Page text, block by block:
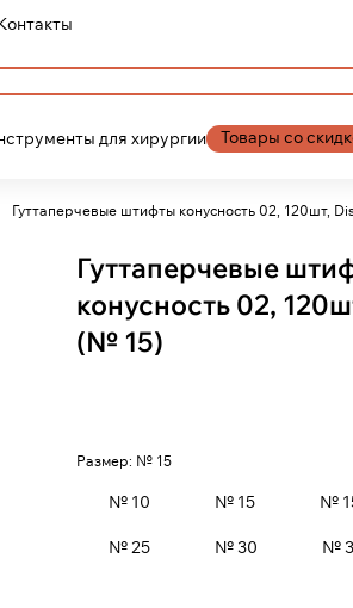
для хирургии Товары со
Гуттаперчевые штифты конусность 02, 120шт,
Гуттаперчевые
конусность 02,
(№ 15)
Размер: № 15
№ 10 № 15 №
№ 25 № 30 №